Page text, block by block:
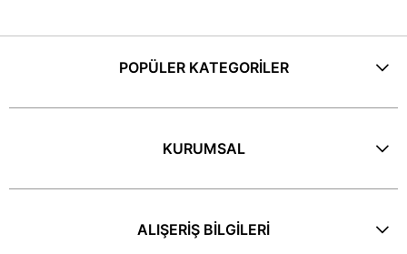
POPÜLER KATEGORİLER
KURUMSAL
ALIŞERİŞ BİLGİLERİ